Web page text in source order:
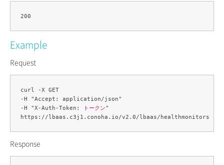
Example
Request
curl -X GET
-H "Accept: application/json"
-H "X-Auth-Token:
トークン"
Response